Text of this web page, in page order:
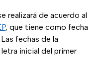
realizará de acuerdo al
, que tiene como fecha
fechas de la
inicial del primer